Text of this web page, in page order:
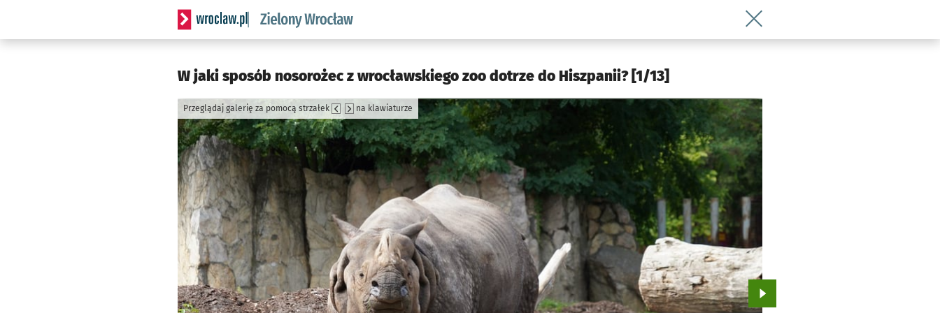
Serwis informacyjny wroclaw.pl podserwis: Środowisko we Wrocławiu
Wróć do artykułu W jaki sposób
W jaki sposób nosorożec z wrocławskiego zoo dotrze do Hiszpanii? [1/13]
Przeglądaj galerię za pomocą strzałek na klawiaturze
Przejdź do kolejnego zdjęcia.